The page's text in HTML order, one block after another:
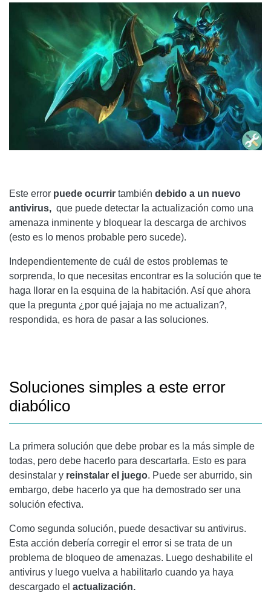
Este error puede ocurrir también debido a un nuevo
antivirus, que puede detectar la actualización como una
amenaza inminente y bloquear la descarga de archivos
(esto es lo menos probable pero sucede).
Independientemente de cuál de estos problemas te
sorprenda, lo que necesitas encontrar es la solución que te
haga llorar en la esquina de la habitación. Así que ahora
que la pregunta ¿por qué jajaja no me actualizan?,
respondida, es hora de pasar a las soluciones.
Soluciones simples a este error
diabólico
La primera solución que debe probar es la más simple de
todas, pero debe hacerlo para descartarla. Esto es para
desinstalar y reinstalar el juego. Puede ser aburrido, sin
embargo, debe hacerlo ya que ha demostrado ser una
solución efectiva.
Como segunda solución, puede desactivar su antivirus.
Esta acción debería corregir el error si se trata de un
problema de bloqueo de amenazas. Luego deshabilite el
antivirus y luego vuelva a habilitarlo cuando ya haya
descargado el actualización.